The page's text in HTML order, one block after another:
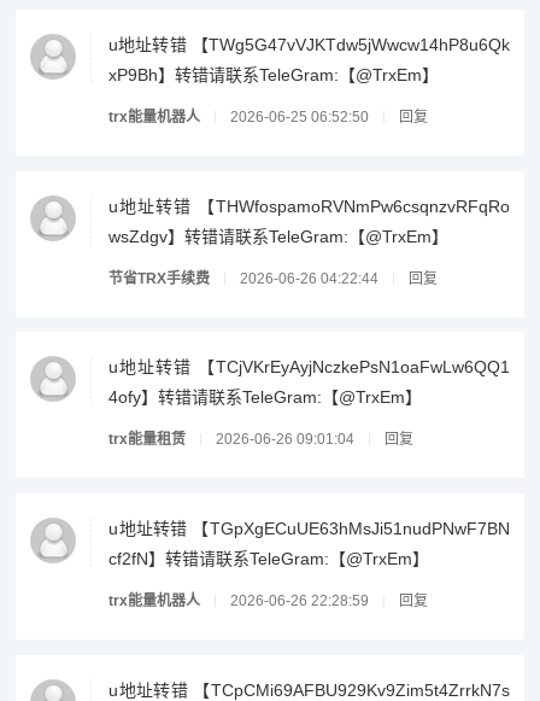
u地址转错 【TWg5G47vVJKTdw5jWwcw14hP8u6Qk
xP9Bh】转错请联系TeleGram:【@TrxEm】
trx能量机器人 2026-06-25 06:52:50 回复
u地址转错 【THWfospamoRVNmPw6csqnzvRFqRo
wsZdgv】转错请联系TeleGram:【@TrxEm】
节省TRX手续费 2026-06-26 04:22:44 回复
u地址转错 【TCjVKrEyAyjNczkePsN1oaFwLw6QQ1
4ofy】转错请联系TeleGram:【@TrxEm】
trx能量租赁 2026-06-26 09:01:04 回复
u地址转错 【TGpXgECuUE63hMsJi51nudPNwF7BN
cf2fN】转错请联系TeleGram:【@TrxEm】
trx能量机器人 2026-06-26 22:28:59 回复
u地址转错 【TCpCMi69AFBU929Kv9Zim5t4ZrrkN7s